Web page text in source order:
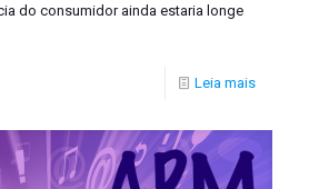
do consumidor ainda estaria longe
Leia mais